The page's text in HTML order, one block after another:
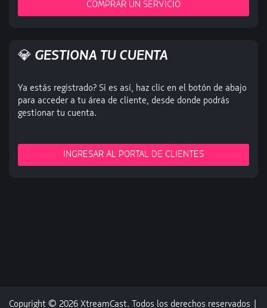
COMPRAR UN SERVICIO
💎 GESTIONA TU CUENTA
Ya estás registrado? Si es así, haz clic en el botón de abajo
para acceder a tu área de cliente, desde donde podrás
gestionar tu cuenta.
INGRESAR AL PORTAL DE CLIENTES
Copyright © 2026 XtreamCast. Todos los derechos reservados |